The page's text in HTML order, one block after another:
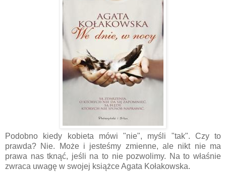
Podobno kiedy kobieta mówi "nie", myśli "tak". Czy to
prawda? Nie. Może i jesteśmy zmienne, ale nikt nie ma
prawa nas tknąć, jeśli na to nie pozwolimy. Na to właśnie
zwraca uwagę w swojej książce Agata Kołakowska.